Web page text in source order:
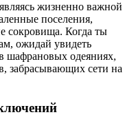
жизненно важной
поселения,
сокровища. Когда ты
ожидай увидеть
шафрановых одеяниях,
забрасывающих сети на